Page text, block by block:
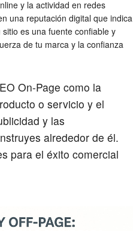
y la actividad en redes
una reputación digital que indica
es una fuente confiable y
de tu marca y la confianza
On-Page como la
o servicio y el
y las
alrededor de él.
para el éxito comercial